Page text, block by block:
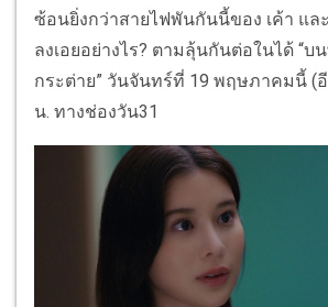
ซ้อนยิ่งกว่าสายไฟพันกันนี้ของ เค้า แล
ลงเอยอย่างไร? ตามลุ้นกันต่อในได้ “บ
กระต่าย” วันจันทร์ที่ 19 พฤษภาคมนี้ (อี
น. ทางช่องวัน31